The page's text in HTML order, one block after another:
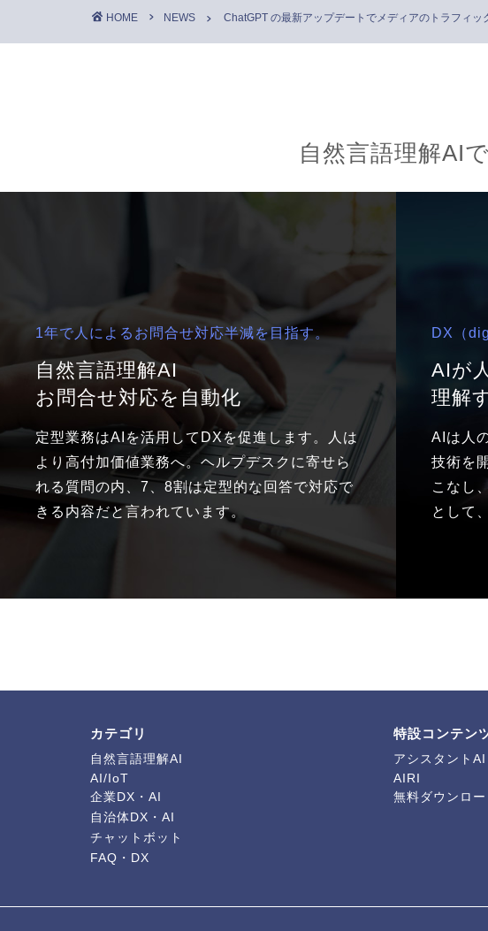
HOME NEWS ChatGPT の最新アップデートでメディアのトラフィッ
自然言語理解AI
1年で人によるお問合せ対応半減を目指す。
自然言語理解AI
お問合せ対応を自動化
定型業務はAIを活用してDXを促進します。人は
より高付加価値業務へ。ヘルプデスクに寄せら
れる質問の内、7、8割は定型的な回答で対応で
きる内容だと言われています。
DX（
AIが
理解
AIは人
技術を
こなし
として
カテゴリ
自然言語理解AI
AI/IoT
企業DX・AI
自治体DX・AI
チャットボット
FAQ・DX
特設コンテン
アシスタント
AIRI
無料ダウンロー